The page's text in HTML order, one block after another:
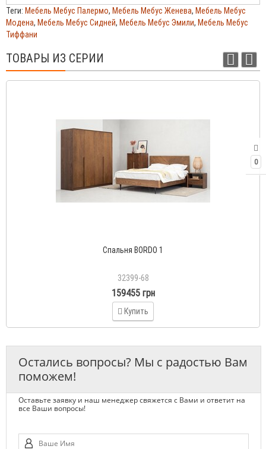
0
Теги: Мебель Мебус Палермо, Мебель Мебус Женева, Мебель Мебус
Модена, Мебель Мебус Сидней, Мебель Мебус Эмили, Мебель Мебус
Тиффани
ТОВАРЫ ИЗ СЕРИИ
Спальня BORDO 1
32399-68
159455 грн
Купить
Остались вопросы? Мы с радостью Вам
поможем!
Оставьте заявку и наш менеджер свяжется с Вами и ответит на
все Ваши вопросы!